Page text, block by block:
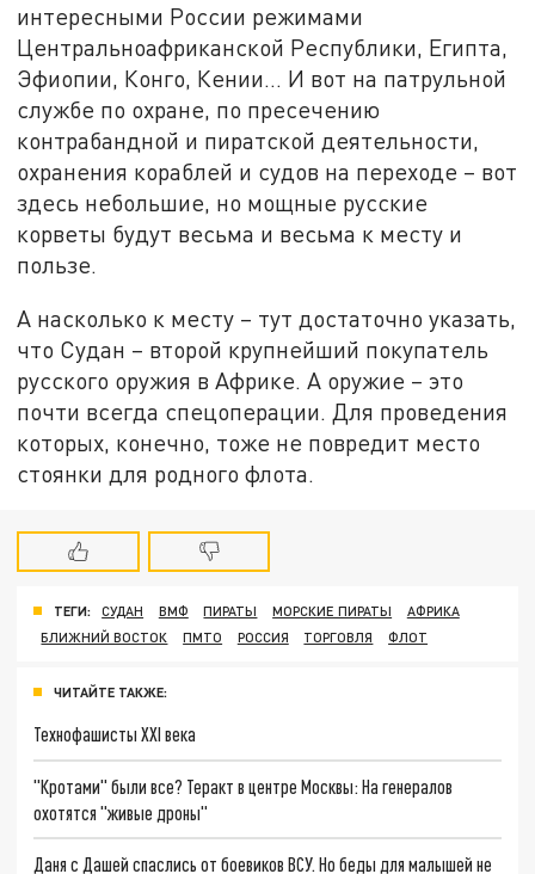
интересными России режимами
Центральноафриканской Республики, Египта,
Эфиопии, Конго, Кении… И вот на патрульной
службе по охране, по пресечению
контрабандной и пиратской деятельности,
охранения кораблей и судов на переходе – вот
здесь небольшие, но мощные русские
корветы будут весьма и весьма к месту и
пользе.
А насколько к месту – тут достаточно указать,
что Судан – второй крупнейший покупатель
русского оружия в Африке. А оружие – это
почти всегда спецоперации. Для проведения
которых, конечно, тоже не повредит место
стоянки для родного флота.
ТЕГИ: СУДАН ВМФ ПИРАТЫ МОРСКИЕ ПИРАТЫ
АФРИКА
БЛИЖНИЙ ВОСТОК
ПМТО РОССИЯ ТОРГОВЛЯ ФЛОТ
ЧИТАЙТЕ ТАКЖЕ:
Технофашисты XXI века
"Кротами" были все? Теракт в центре Москвы: На генералов
охотятся "живые дроны"
Даня с Дашей спаслись от боевиков ВСУ. Но беды для малышей не